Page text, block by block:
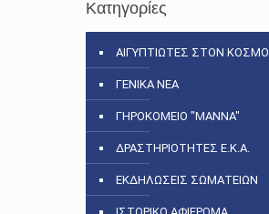
Κατηγορίες
ΑΙΓΥΠΤΙΩΤΕΣ ΣΤΟΝ ΚΟΣΜΟ
ΓΕΝΙΚΑ ΝΕΑ
ΓΗΡΟΚΟΜΕΙΟ "ΜΑΝΝΑ"
ΔΡΑΣΤΗΡΙΟΤΗΤΕΣ Ε.Κ.Α.
ΕΚΔΗΛΩΣΕΙΣ ΣΩΜΑΤΕΙΩΝ